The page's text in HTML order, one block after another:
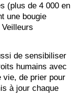
(plus de 4 000 en
une bougie
de sensibiliser
humains avec
vie, de prier pour
à jour chaque